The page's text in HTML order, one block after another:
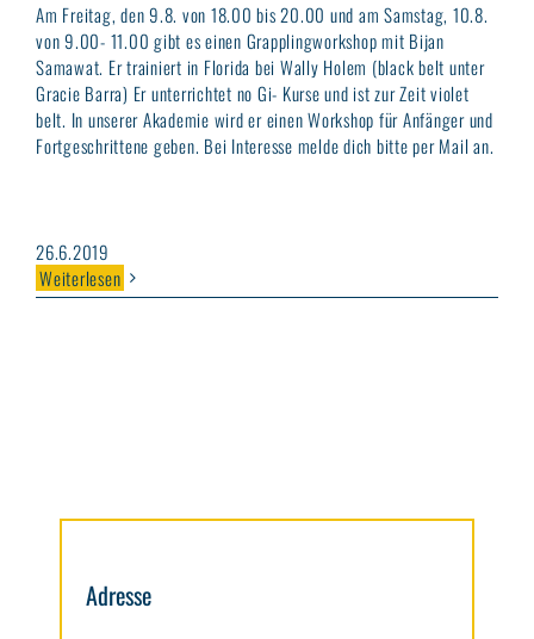
Am Freitag, den 9.8. von 18.00 bis 20.00 und am Samstag, 10.8.
von 9.00- 11.00 gibt es einen Grapplingworkshop mit Bijan
Samawat. Er trainiert in Florida bei Wally Holem (black belt unter
Gracie Barra) Er unterrichtet no Gi- Kurse und ist zur Zeit violet
belt. In unserer Akademie wird er einen Workshop für Anfänger und
Fortgeschrittene geben. Bei Interesse melde dich bitte per Mail an.
26.6.2019
Weiterlesen
Adresse